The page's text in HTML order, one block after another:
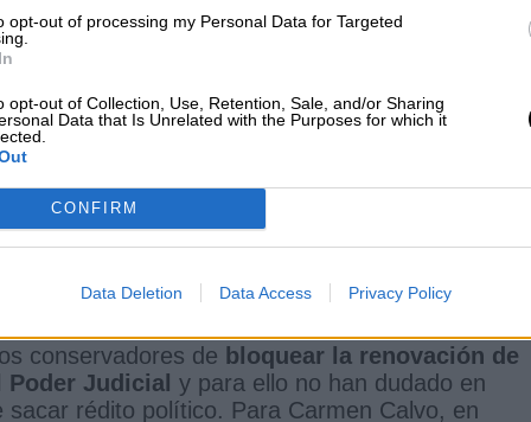
opt-out of processing my Personal Data for Targeted
opt-out of Collection, Use, Retention, Sale, and/or Sharing
Data that Is Unrelated with the Purposes for which it
CONFIRM
Data Deletion Data Access Privacy Policy
Domingo
un PSOE que “
tranquilidad, seguridad, futuro y solvencia”
de recorrer el primer año, Carmen Calvo
haya aportado el PP en el Parlamento y no
conservadores de bloquear la renovación de
Judicial y para ello no han dudado en
sacar rédito político. Para Carmen Calvo, en